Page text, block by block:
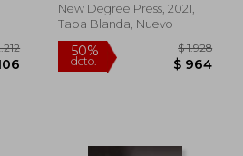
New Degree Press, 2021,
Tapa Blanda, Nuevo